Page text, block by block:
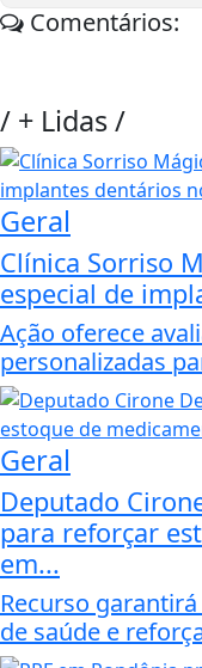
Comentários:
/ + Lidas/
Geral
Clínica Sorriso
especial de
Ação oferece
personalizadas
Geral
Deputado
para reforçar
em...
Recurso
de saúde e